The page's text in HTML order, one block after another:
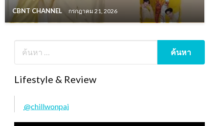
CBNT CHANNEL กรกฎาคม 21, 2026
Lifestyle & Review
@chillwonpai